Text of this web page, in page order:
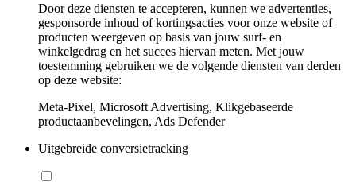
Door deze diensten te accepteren, kunnen we advertenties,
gesponsorde inhoud of kortingsacties voor onze website of
producten weergeven op basis van jouw surf- en
winkelgedrag en het succes hiervan meten. Met jouw
toestemming gebruiken we de volgende diensten van derden
op deze website:
Meta-Pixel, Microsoft Advertising, Klikgebaseerde
productaanbevelingen, Ads Defender
Uitgebreide conversietracking